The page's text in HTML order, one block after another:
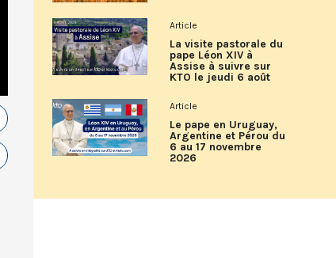
Article
La visite pastorale du
pape Léon XIV à
Assise à suivre sur
KTO le jeudi 6 août
Article
Le pape en Uruguay,
Argentine et Pérou du
6 au 17 novembre
2026